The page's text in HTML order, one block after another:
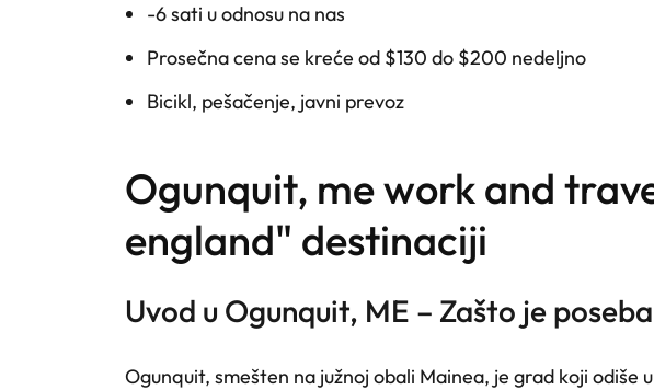
-6 sati u odnosu na nas
Prosečna cena se kreće od $130 do $200 nedeljno
Bicikl, pešačenje, javni prevoz
ogunquit, me work and travel - letnja avantura u čarobnoj "new
england" destinaciji
Uvod u Ogunquit, ME – Zašto je
Ogunquit, smešten na južnoj obali Mainea, je grad koji